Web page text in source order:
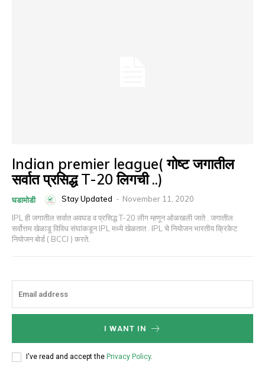
Indian premier league( गोष्ट जगातील
सर्वात प्रसिद्ध T-20 लिगची ..)
घडामोडी Stay Updated - November 11, 2020
IPL ही जगातील सर्वात अवघड व प्रसिद्ध T-20 लीग म्हणून ओळखली जाते . जगातील
सर्वोत्तम खेळाडू विविध संघांकडून IPL मध्ये खेळतात . IPL चे नियोजन भारतीय क्रिकेट
नियोजन बोर्ड ( BCCI ) करते.
I WANT IN
I've read and accept the Privacy Policy.